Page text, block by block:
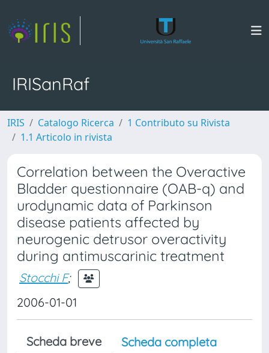
IRISanRaf
IRIS Catalogo Ricerca
1 Contributo su Rivista
1.1 Articolo in rivista
Correlation between the Overactive
Bladder questionnaire (OAB-q) and
urodynamic data of Parkinson
disease patients affected by
neurogenic detrusor overactivity
during antimuscarinic treatment
Stocchi F;
2006-01-01
Scheda breve
Scheda completa